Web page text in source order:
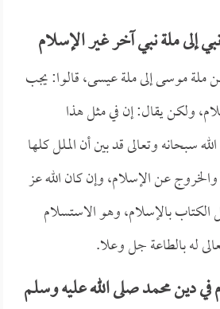
إلى ملة نبي آخر غير الإسلام
ملة موسى إلى ملة عيسى، قالوا: يجب
ولكن يقال: إن في مثل هذا
سبحانه وتعالى قد بين أن الملل كلها
عن الإسلام، وإن كان الله عز
بالإسلام، وهو الاستسلام
له بالطاعة جل وعلا.
دين محمد صلى الله عليه وسلم